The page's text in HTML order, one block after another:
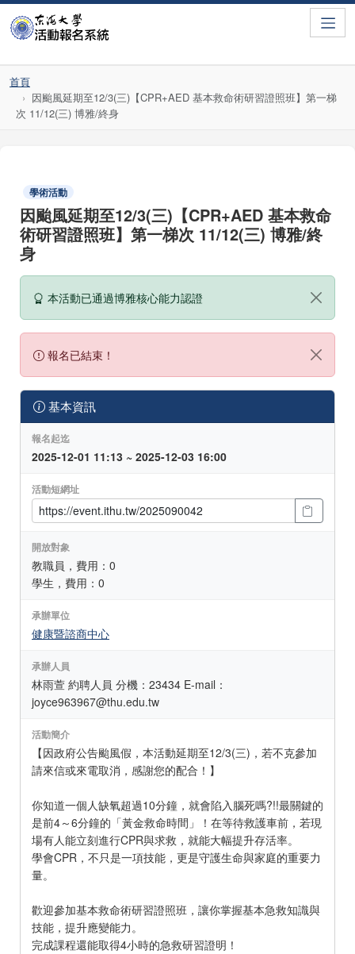
首頁
因颱風延期至12/3(三)【CPR+AED 基本救命術研習證照班】第一梯
次 11/12(三) 博雅/終身
學術活動
因颱風延期至12/3(三)【CPR+AED 基本救命
術研習證照班】第一梯次 11/12(三) 博雅/終
身
本活動已通過博雅核心能力認證
報名已結束！
基本資訊
報名起迄
2025-12-01 11:13 ~ 2025-12-03 16:00
活動短網址
開放對象
教職員，費用：0
學生，費用：0
承辦單位
健康暨諮商中心
承辦人員
林雨萱 約聘人員 分機：23434 E-mail：
joyce963967@thu.edu.tw
活動簡介
【因政府公告颱風假，本活動延期至12/3(三)，若不克參加
請來信或來電取消，感謝您的配合！】
你知道一個人缺氧超過10分鐘，就會陷入腦死嗎?!!最關鍵的
是前4～6分鐘的「黃金救命時間」！在等待救護車前，若現
場有人能立刻進行CPR與求救，就能大幅提升存活率。
學會CPR，不只是一項技能，更是守護生命與家庭的重要力
量。
歡迎參加基本救命術研習證照班，讓你掌握基本急救知識與
技能，提升應變能力。
完成課程還能取得4小時的急救研習證明！